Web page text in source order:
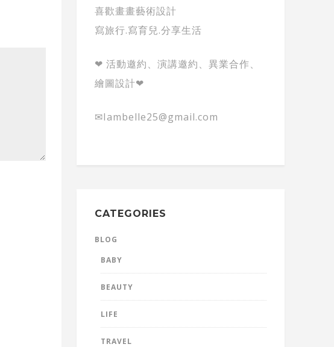
喜歡畫畫藝術設計
寫旅行.寫育兒.分享生活
❤ 活動邀約、演講邀約、異業合作、
繪圖設計❤
✉Iambelle25@gmail.com
CATEGORIES
BLOG
BABY
BEAUTY
LIFE
TRAVEL